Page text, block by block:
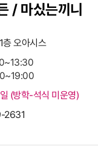
/ 마싰는끼니
층 오아시스
(방학-석식 미운영)
2631